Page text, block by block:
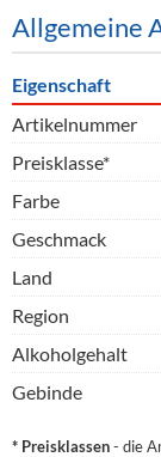
Allgemeine
Eigenschaft
Artikelnummer
Preisklasse*
Farbe
Geschmack
Land
Region
Alkoholgehalt
Gebinde
* Preisklassen- die